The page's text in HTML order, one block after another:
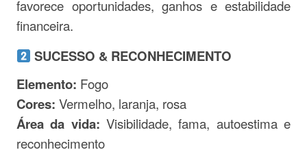
favorece oportunidades, ganhos e estabilidade
financeira.
SUCESSO & RECONHECIMENTO
Elemento: Fogo
Cores: Vermelho, laranja, rosa
Área da vida: Visibilidade, fama, autoestima e
reconhecimento